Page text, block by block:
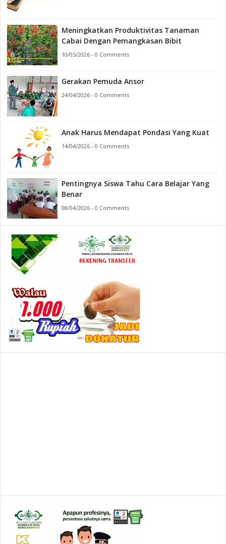
Meningkatkan Produktivitas Tanaman
Cabai Dengan Pemangkasan Bibit
10/05/2026 - 0 Comments
Gerakan Pemuda Ansor
24/04/2026 - 0 Comments
Anak Harus Mendapat Pondasi Yang Kuat
14/04/2026 - 0 Comments
Pentingnya Siswa Tahu Cara Belajar Yang
Benar
08/04/2026 - 0 Comments